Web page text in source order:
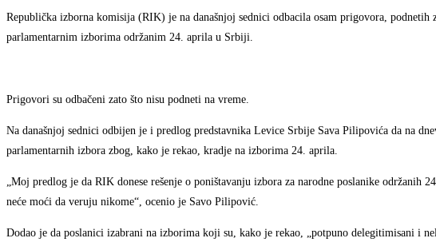
Republička izborna komisija (RIK) je na današnjoj sednici odbacila osam prigovora,
parlamentarnim izborima održanim 24. aprila u Srbiji.
Prigovori su odbačeni zato što nisu podneti na vreme.
Na današnjoj sednici odbijen je i predlog predstavnika Levice Srbije Sava Pilipovića da na
parlamentarnih izbora zbog, kako je rekao, kradje na izborima 24. aprila.
„Moj predlog je da RIK donese rešenje o poništavanju izbora za narodne poslanike
neće moći da veruju nikome“, ocenio je Savo Pilipović.
Dodao je da poslanici izabrani na izborima koji su, kako je rekao, „potpuno delegitimisani i